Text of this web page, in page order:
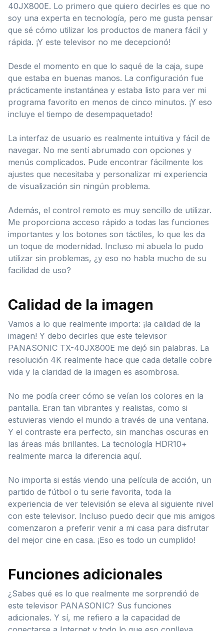
40JX800E. Lo primero que quiero decirles es que no
soy una experta en tecnología, pero me gusta pensar
que sé cómo utilizar los productos de manera fácil y
rápida. ¡Y este televisor no me decepcionó!
Desde el momento en que lo saqué de la caja, supe
que estaba en buenas manos. La configuración fue
prácticamente instantánea y estaba listo para ver mi
programa favorito en menos de cinco minutos. ¡Y eso
incluye el tiempo de desempaquetado!
La interfaz de usuario es realmente intuitiva y fácil de
navegar. No me sentí abrumado con opciones y
menús complicados. Pude encontrar fácilmente los
ajustes que necesitaba y personalizar mi experiencia
de visualización sin ningún problema.
Además, el control remoto es muy sencillo de utilizar.
Me proporciona acceso rápido a todas las funciones
importantes y los botones son táctiles, lo que les da
un toque de modernidad. Incluso mi abuela lo pudo
utilizar sin problemas, ¿y eso no habla mucho de su
facilidad de uso?
Calidad de la imagen
Vamos a lo que realmente importa: ¡la calidad de la
imagen! Y debo decirles que este televisor
PANASONIC TX-40JX800E me dejó sin palabras. La
resolución 4K realmente hace que cada detalle cobre
vida y la claridad de la imagen es asombrosa.
No me podía creer cómo se veían los colores en la
pantalla. Eran tan vibrantes y realistas, como si
estuvieras viendo el mundo a través de una ventana.
Y el contraste era perfecto, sin manchas oscuras en
las áreas más brillantes. La tecnología HDR10+
realmente marca la diferencia aquí.
No importa si estás viendo una película de acción, un
partido de fútbol o tu serie favorita, toda la
experiencia de ver televisión se eleva al siguiente nivel
con este televisor. Incluso puedo decir que mis amigos
comenzaron a preferir venir a mi casa para disfrutar
del mejor cine en casa. ¡Eso es todo un cumplido!
Funciones adicionales
¿Sabes qué es lo que realmente me sorprendió de
este televisor PANASONIC? Sus funciones
adicionales. Y sí, me refiero a la capacidad de